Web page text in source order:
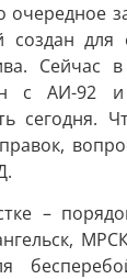
создан для
Сейчас
с АИ-92
сегодня.
–